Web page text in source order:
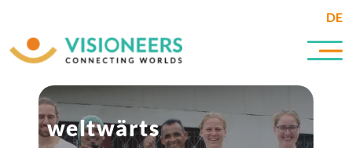
DE
weltwärts